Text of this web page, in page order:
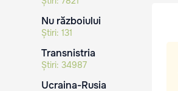
Nu războiului
Știri: 131
Transnistria
Știri: 34987
Ucraina-Rusia